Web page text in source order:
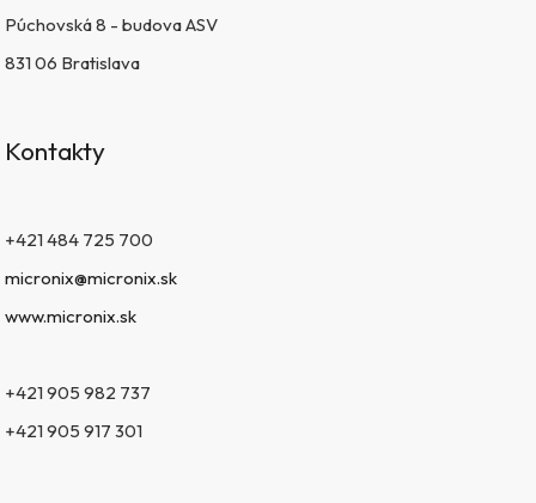
Púchovská 8 - budova ASV
831 06 Bratislava
Kontakty
+421 484 725 700
micronix@micronix.sk
www.micronix.sk
+421 905 982 737
+421 905 917 301